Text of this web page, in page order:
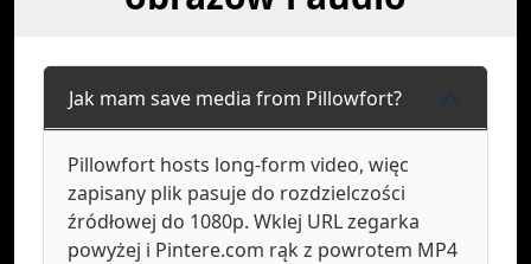
Jak mam save media from Pillowfort?
Pillowfort hosts long-form video, więc
zapisany plik pasuje do rozdzielczości
źródłowej do 1080p. Wklej URL zegarka
powyżej i Pintere.com rąk z powrotem MP4